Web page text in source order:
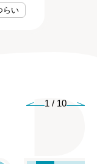
らい
1 / 10